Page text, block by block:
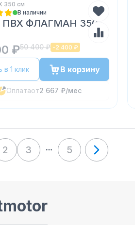
350 см
В наличии
ПВХ ФЛАГМАН 350
₽50 400 ₽ -2 400 ₽
в 1 клик В корзину
Оплатаот2 667 ₽/мес
2 3 More pages
5